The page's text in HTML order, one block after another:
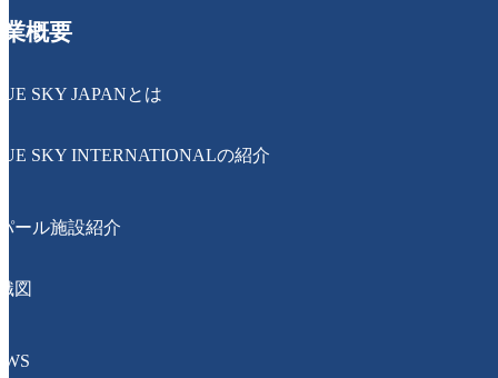
概要
SKY JAPANとは
SKY INTERNATIONALの紹介
ール施設紹介
図